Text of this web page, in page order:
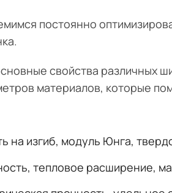
постоянно
свойства различных
материалов, которые
на изгиб, модуль Юнга,
тепловое расширение,